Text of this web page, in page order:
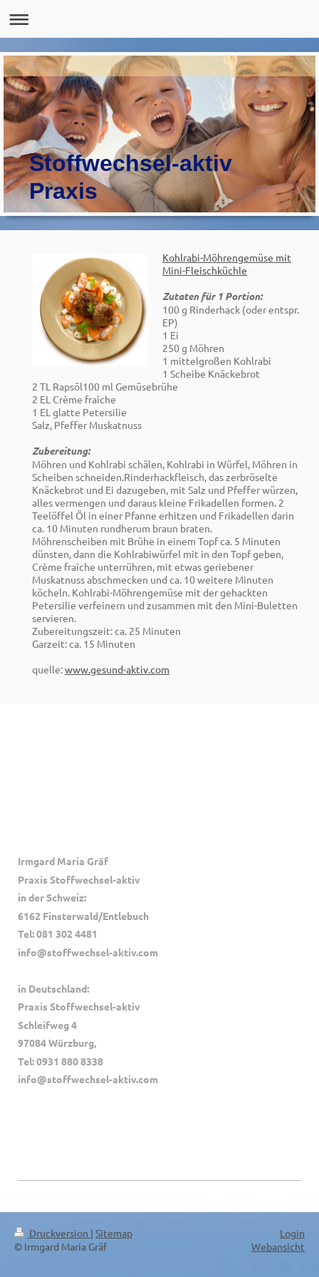
Stoffwechsel-aktiv
Praxis
Kohlrabi-Möhrengemüse mit
Mini-Fleischküchle
Zutaten für 1 Portion:
100 g Rinderhack (oder entspr.
EP)
1 Ei
250 g Möhren
1 mittelgroßen Kohlrabi
1 Scheibe Knäckebrot
2 TL Rapsöl100 ml Gemüsebrühe
2 EL Crème fraîche
1 EL glatte Petersilie
Salz, Pfeffer Muskatnuss
Zubereitung:
Möhren und Kohlrabi schälen, Kohlrabi in Würfel, Möhren in
Scheiben schneiden.Rinderhackfleisch, das zerbröselte
Knäckebrot und Ei dazugeben, mit Salz und Pfeffer würzen,
alles vermengen und daraus kleine Frikadellen formen. 2
Teelöffel Öl in einer Pfanne erhitzen und Frikadellen darin
ca. 10 Minuten rundherum braun braten.
Möhrenscheiben mit Brühe in einem Topf ca. 5 Minuten
dünsten, dann die Kohlrabiwürfel mit in den Topf geben,
Crème fraîche unterrühren, mit etwas geriebener
Muskatnuss abschmecken und ca. 10 weitere Minuten
köcheln. Kohlrabi-Möhrengemüse mit der gehackten
Petersilie verfeinern und zusammen mit den Mini-Buletten
servieren.
Zubereitungszeit: ca. 25 Minuten
Garzeit: ca. 15 Minuten
quelle:www.gesund-aktiv.com
Irmgard Maria Gräf
Praxis Stoffwechsel-aktiv
in der Schweiz:
6162 Finsterwald/Entlebuch
Tel: 081 302 4481
info@stoffwechsel-aktiv.com
in Deutschland:
Praxis Stoffwechsel-aktiv
Schleifweg 4
97084 Würzburg,
Tel: 0931 880 8338
info@stoffwechsel-aktiv.com
Druckversion | Sitemap
© Irmgard Maria Gräf
Login
Webansicht